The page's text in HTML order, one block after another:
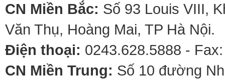
CN Miền Bắc: Số 93 Louis VIII,
Văn Thụ, Hoàng Mai, TP Hà Nội.
Điện thoại: 0243.628.5888 -
CN Miền Trung: Số 10 đường